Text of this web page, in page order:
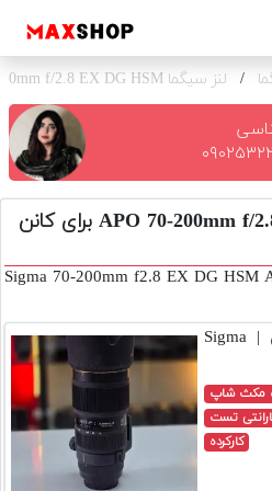
/ لنز سیگما APO 70-200mm f/2.8 EX DG HSM برای کانن
لنز سیگما APO 70-200mm f/2.8 EX DG HSM برای کانن
Sigma 70-200mm f2.8 EX DG HSM
لنز حرفه‌ای سیگما برای کانن | Sigma
مکث شاپ
کارکرده